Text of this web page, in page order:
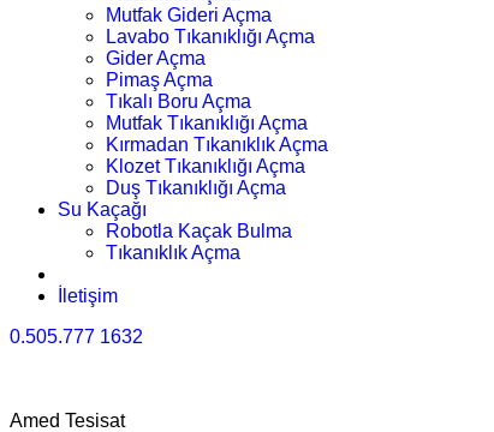
Mutfak Gideri Açma
Lavabo Tıkanıklığı Açma
Gider Açma
Pimaş Açma
Tıkalı Boru Açma
Mutfak Tıkanıklığı Açma
Kırmadan Tıkanıklık Açma
Klozet Tıkanıklığı Açma
Duş Tıkanıklığı Açma
Su Kaçağı
Robotla Kaçak Bulma
Tıkanıklık Açma
İletişim
0.505.777 1632
Amed Tesisat